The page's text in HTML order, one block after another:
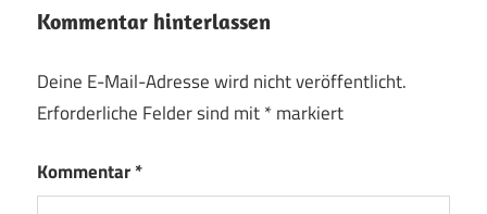
Kommentar hinterlassen
Deine E-Mail-Adresse wird nicht veröffentlicht.
Erforderliche Felder sind mit*markiert
Kommentar*